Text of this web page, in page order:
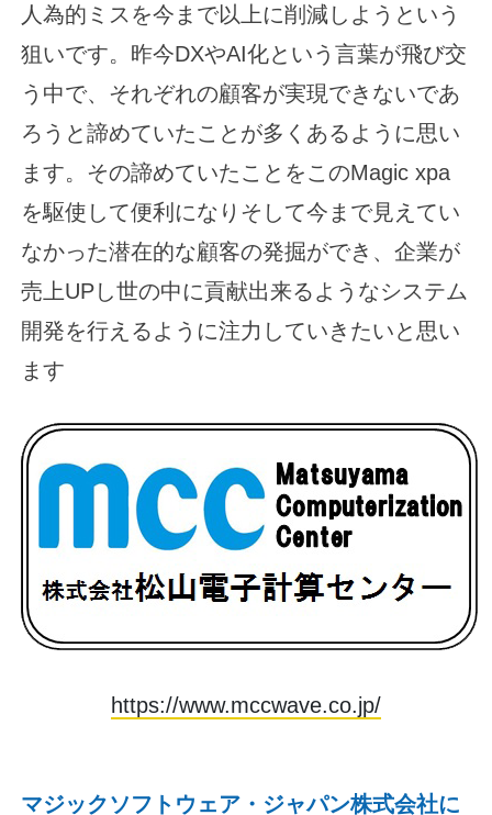
人為的ミスを今まで以上に削減しようという
狙いです。昨今DXやAI化という言葉が飛び交
う中で、それぞれの顧客が実現できないであ
ろうと諦めていたことが多くあるように思い
ます。その諦めていたことをこのMagic xpa
を駆使して便利になりそして今まで見えてい
なかった潜在的な顧客の発掘ができ、企業が
売上UPし世の中に貢献出来るようなシステム
開発を行えるように注力していきたいと思い
ます
https://www.mccwave.co.jp/
マジックソフトウェア・ジャパン株式会社に